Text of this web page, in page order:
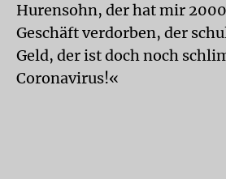
Hurensohn, der hat mir
Geschäft verdorben, der
Geld, der ist doch noch
Coronavirus!«